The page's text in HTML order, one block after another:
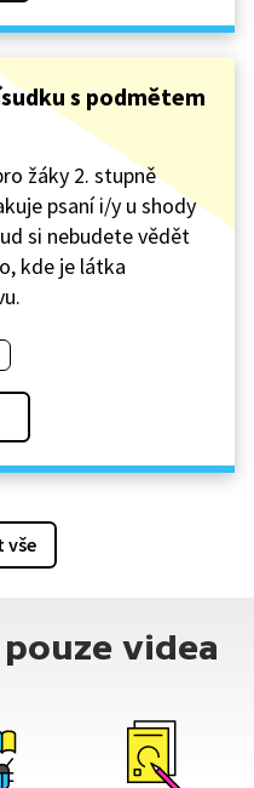
s podmětem
žáky 2. stupně
psaní i/y u shody
si nebudete vědět
kde je látka
vše
videa